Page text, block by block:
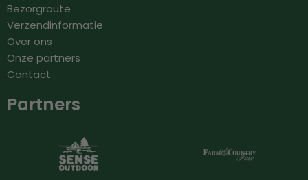
Bezorgroute
Verzendinformatie
Over ons
Onze partners
Contact
Partners